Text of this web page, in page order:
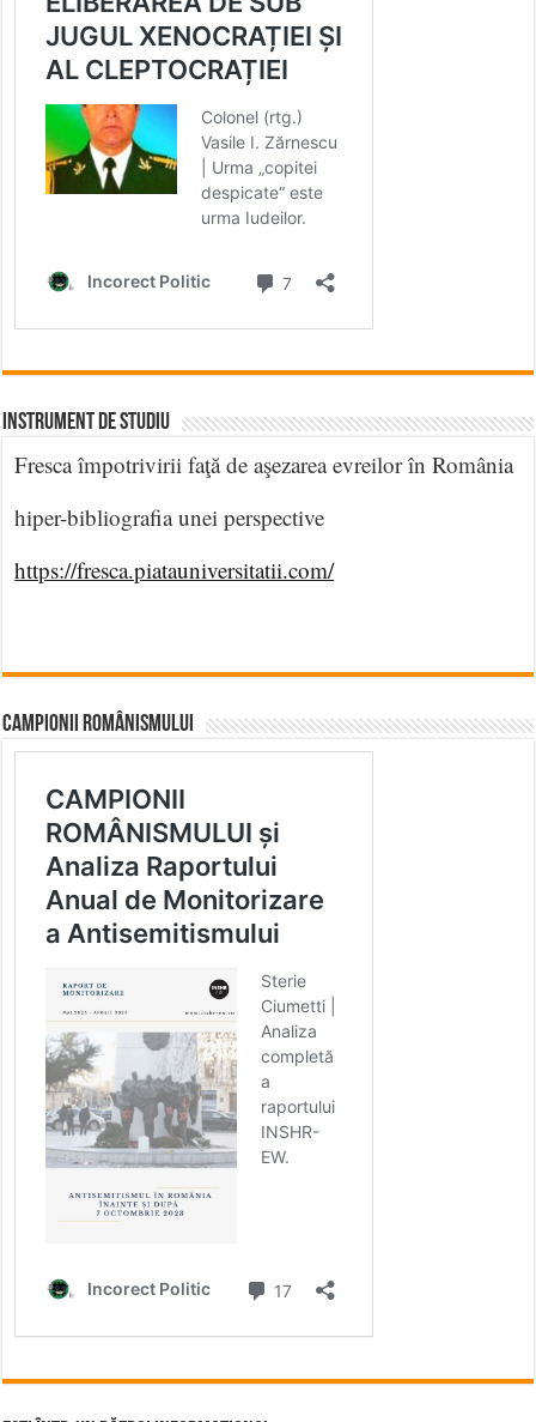
INSTRUMENT DE STUDIU
Fresca împotrivirii faţă de aşezarea evreilor în România
hiper-bibliografia unei perspective
https://fresca.piatauniversitatii.com/
CAMPIONII ROMÂNISMULUI